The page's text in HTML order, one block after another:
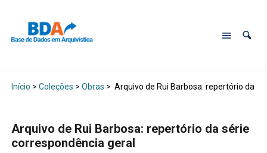
Início > Coleções > Obras > Arquivo de Rui Barbosa: repertório da
Arquivo de Rui Barbosa: repertório da série
correspondência geral